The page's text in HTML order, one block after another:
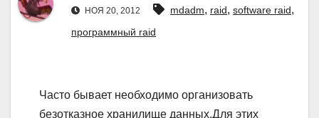
НОЯ 20, 2012 mdadm, raid, software raid,
программный raid
Часто бывает необходимо организовать
безотказное хранилище данных.Для этих